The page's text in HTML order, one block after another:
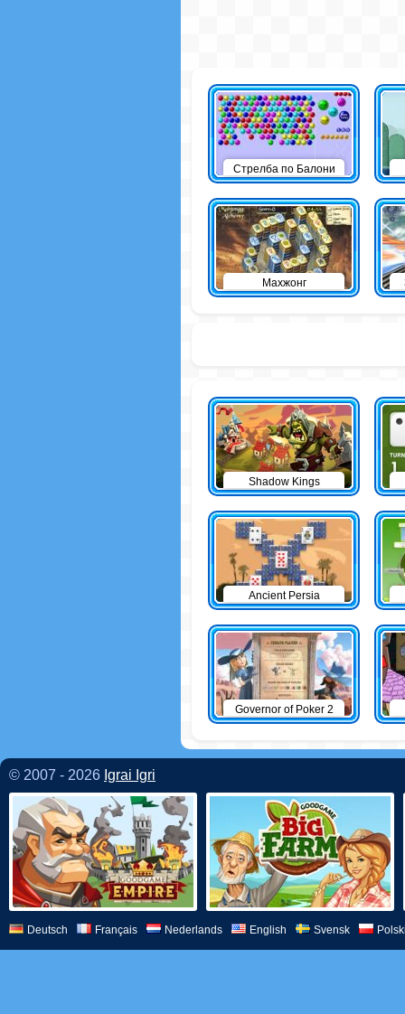
Стрелба по Балони
Махжонг
Shadow Kings
Ancient Persia
Solitaire
Governor of Poker 2
© 2007 - 2026 Igrai Igri
Deutsch Français Nederlands English Svensk